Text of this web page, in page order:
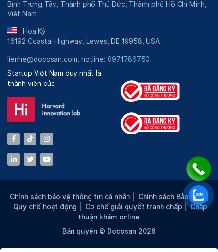
Bình Trưng Tây, Thành phố Thủ Đức, Thành phố Hồ Chí Minh,
Việt Nam
Hoa Kỳ
16192 Coastal Highway, Lewes, DE 19958, USA
lienhe@docosan.com, hotline: 0971786750
Startup Việt Nam duy nhất là
thành viên của
Chính sách bảo vệ thông tin cá nhân Chính sách Bảo mật |
Quy chế hoạt động
Cơ chế giải quyết tranh chấp |Chấp
thuận khám online
Bản quyền © Docosan 2026